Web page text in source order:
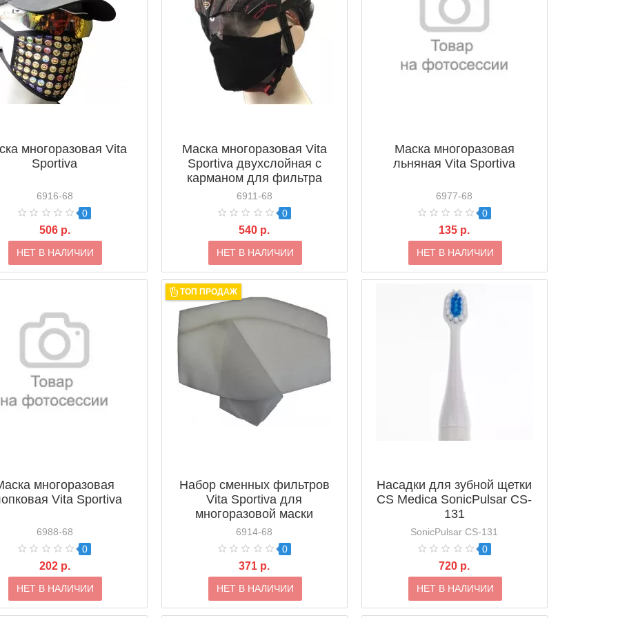
многоразовая Vita
Sportiva
6916-68
0
506 р.
НЕТ В НАЛИЧИИ
Маска многоразовая Vita
Sportiva двухслойная с
карманом для фильтра
6911-68
0
540 р.
НЕТ В НАЛИЧИИ
Маска многоразовая
льняная Vita Sportiva
6977-68
0
135 р.
НЕТ В НАЛИЧИИ
многоразовая
Vita Sportiva
6988-68
0
202 р.
НЕТ В НАЛИЧИИ
ТОП ПРОДАЖ
Набор сменных фильтров
Vita Sportiva для
многоразовой маски
6914-68
0
371 р.
НЕТ В НАЛИЧИИ
Насадки для зубной щетки
CS Medica SonicPulsar CS-
131
SonicPulsar CS-131
0
720 р.
НЕТ В НАЛИЧИИ